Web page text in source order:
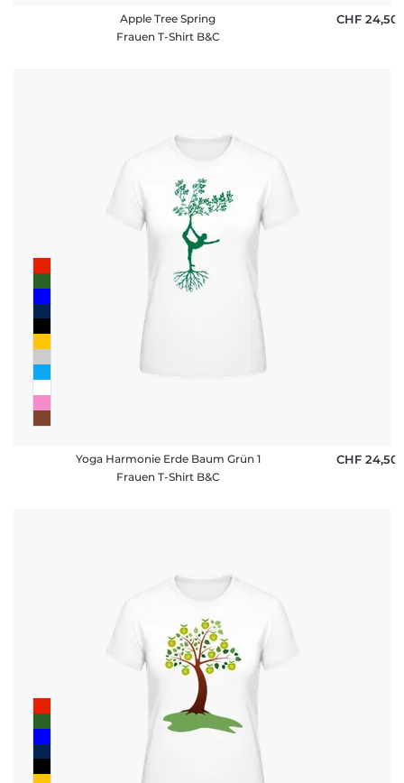
Apple Tree Spring
Frauen T-Shirt B&C
CHF 24,50
Yoga Harmonie Erde Baum Grün 1
Frauen T-Shirt B&C
CHF 24,50